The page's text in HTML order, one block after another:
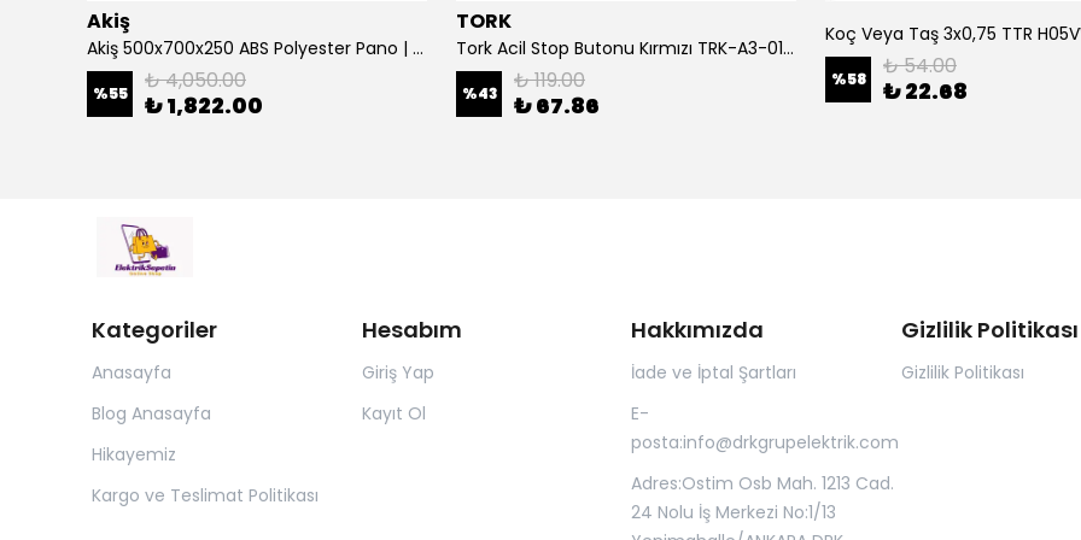
Akiş
Akiş 500x700x250 ABS Polyester Pano | Duvar Pano | Plastik Elektrik Panosu
%55 ₺ 4,050.00
₺ 1,822.00
TORK
Tork Acil Stop Butonu Kırmızı TRK-A3-01ZS Acil Durum Butonu | Kırmızı Mantar Tipi NC1
%43 ₺ 119.00
₺ 67.86
%58 ₺ 54.00
₺ 22.68
Kategoriler
Anasayfa
Blog Anasayfa
Hikayemiz
Kargo ve Teslimat Politikası
Hesabım
Giriş Yap
Kayıt Ol
Hakkımızda
İade ve İptal Şartları
E-
posta:info@drkgrupelektrik.com
Adres:Ostim Osb Mah. 1213 Cad.
24 Nolu İş Merkezi No:1/13
Gizlilik Politikası
Gizlilik Politikası